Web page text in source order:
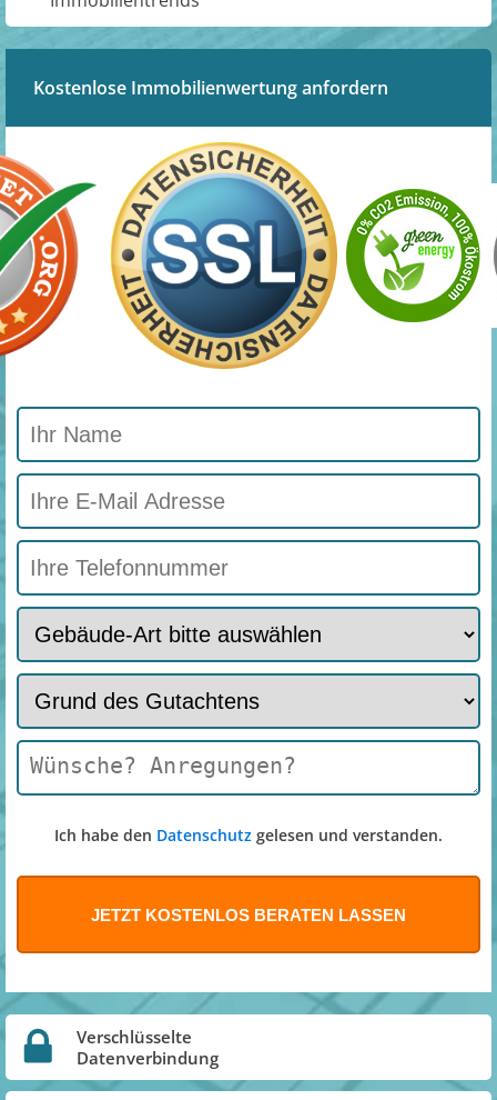
Kostenlose Immobilienwertung anfordern
Ich habe den Datenschutz gelesen und verstanden.
Verschlüsselte
Datenverbindung